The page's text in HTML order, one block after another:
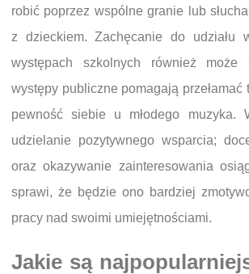
robić poprzez wspólne granie lub
z dzieckiem. Zachęcanie do udziału
występach szkolnych również może
występy publiczne pomagają przełamać
pewność siebie u młodego muzyka.
udzielanie pozytywnego wsparcia;
oraz okazywanie zainteresowania
sprawi, że będzie ono bardziej
pracy nad swoimi umiejętnościami.
Jakie są